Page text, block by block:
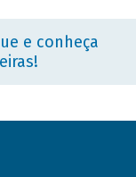
e conheça